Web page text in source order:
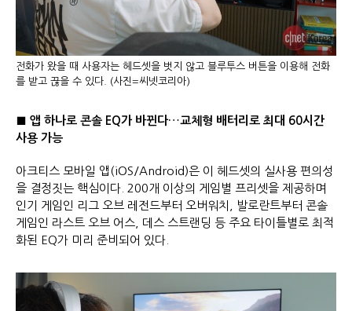
전화가 왔을 때 사용자는 헤드셋을 벗지 않고 블루투스 버튼을 이용해 전화
를 받고 끊을 수 있다. (사진=씨넷코리아)
■ 앱 하나로 콘솔 EQ가 바뀐다…교체형 배터리로 최대 60시간
사용 가능
아크티스 모바일 앱(iOS/Android)은 이 헤드셋의 실사용 편의성
을 결정짓는 핵심이다. 200개 이상의 게임별 프리셋을 제공하며
인기 게임인 리그 오브 레전드부터 오버워치, 발로란트부터 콘솔
게임인 라스트 오브 어스, 데스 스트랜딩 등 주요 타이틀별로 최적
화된 EQ가 미리 준비되어 있다.